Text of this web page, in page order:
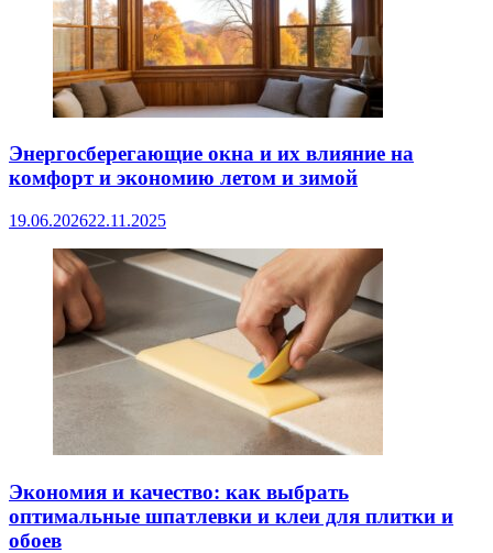
Энергосберегающие окна и их влияние на
комфорт и экономию летом и зимой
19.06.202622.11.2025
Экономия и качество: как выбрать
оптимальные шпатлевки и клеи для плитки и
обоев